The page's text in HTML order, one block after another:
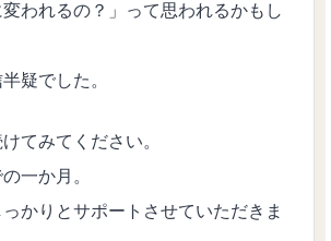
われるの？」って思われるかもし
疑でした。
てみてください。
一か月。
かりとサポートさせていただきま